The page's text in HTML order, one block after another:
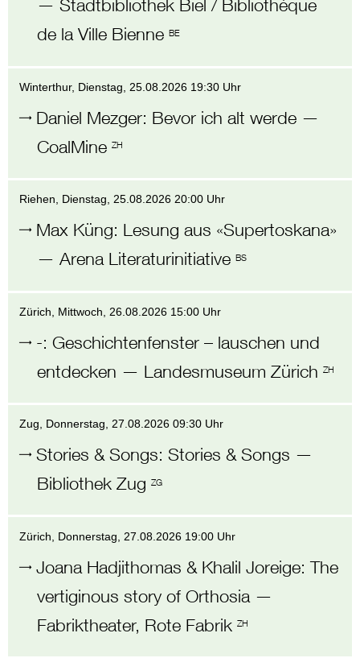
— Stadtbibliothek Biel / Bibliothèque
de la Ville Bienne BE
Winterthur, Dienstag, 25.08.2026 19:30 Uhr
Daniel Mezger: Bevor ich alt werde —
CoalMine ZH
Riehen, Dienstag,25.08.2026 20:00 Uhr
Max Küng: Lesung aus «Supertoskana»
— Arena Literaturinitiative BS
Zürich , Mittwoch, 26.08.2026 15:00 Uhr
-:Geschichtenfenster – lauschen und
entdecken — Landesmuseum Zürich ZH
Zug, Donnerstag,27.08.2026 09:30 Uhr
Stories & Songs:Stories & Songs —
Bibliothek Zug ZG
Zürich , Donnerstag, 27.08.2026 19:00 Uhr
Joana Hadjithomas & Khalil Joreige:The
vertiginous story of Orthosia—
Fabriktheater, Rote Fabrik ZH